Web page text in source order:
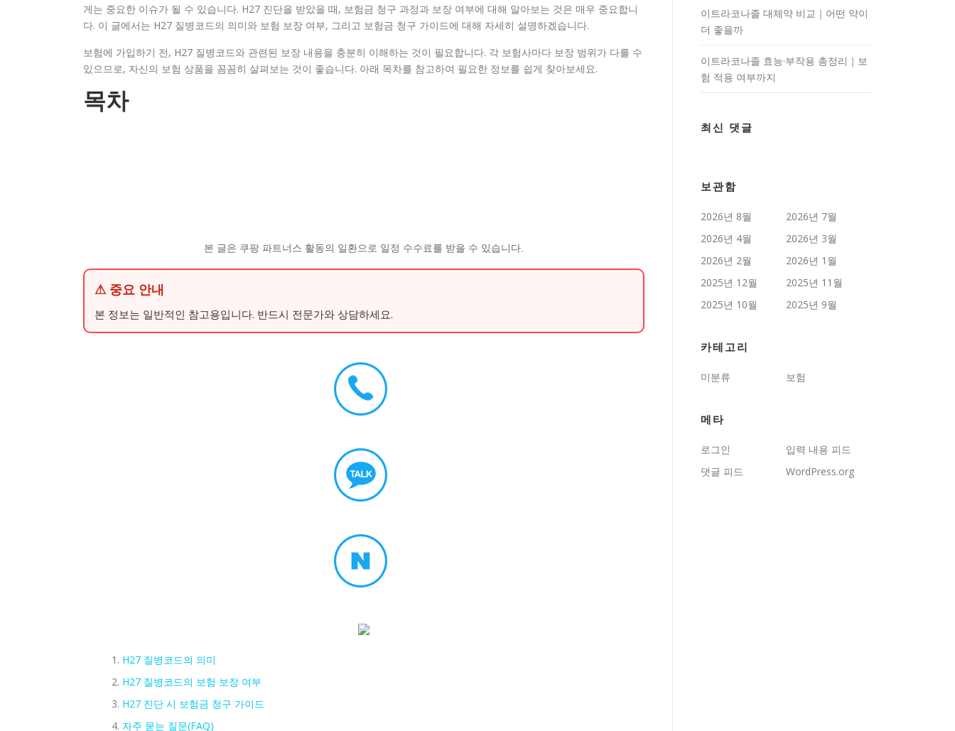
게는 중요한 이슈가 될 수 있습니다. H27 진단을 받았을 때, 보험금 청구 과정과 보장 여부에 대해 알아보는 것은 매우 중요합니
다. 이 글에서는 H27 질병코드의 의미와 보험 보장 여부, 그리고 보험금 청구 가이드에 대해 자세히 설명하겠습니다.
보험에 가입하기 전, H27 질병코드와 관련된 보장 내용을 충분히 이해하는 것이 필요합니다. 각 보험사마다 보장 범위가 다를 수
있으므로, 자신의 보험 상품을 꼼꼼히 살펴보는 것이 좋습니다. 아래 목차를 참고하여 필요한 정보를 쉽게 찾아보세요.
목차
본 글은 쿠팡 파트너스 활동의 일환으로 일정 수수료를 받을 수 있습니다.
⚠ 중요 안내
본 정보는 일반적인 참고용입니다. 반드시 전문가와 상담하세요.
H27 질병코드의 의미
H27 질병코드의 보험 보장 여부
H27 진단 시 보험금 청구 가이드
자주 묻는 질문(FAQ)
이트라코나졸 대체약 비교｜어떤 약이
더 좋을까
이트라코나졸 효능·부작용 총정리｜보
험 적용 여부까지
최신 댓글
보관함
2026년 8월
2026년 7월
2026년 4월
2026년 3월
2026년 2월
2026년 1월
2025년 12월
2025년 11월
2025년 10월
2025년 9월
카테고리
미분류 보험
메타
로그인
입력 내용 피드
댓글 피드
WordPress.org